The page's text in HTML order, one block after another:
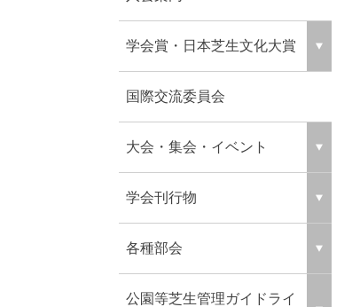
学会賞・日本芝生文化大賞
国際交流委員会
大会・集会・イベント
学会刊行物
各種部会
公園等芝生管理ガイドライ